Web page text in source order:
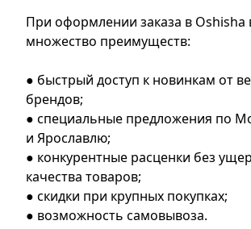
При оформлении заказа в Oshisha
множество преимуществ:
● быстрый доступ к новинкам от
брендов;
● специальные предложения по
и Ярославлю;
● конкурентные расценки без
качества товаров;
● скидки при крупных покупках;
● возможность самовывоза.